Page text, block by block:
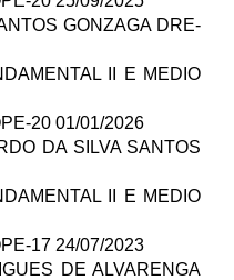
GONZAGA DRE-
II E MEDIO
20 01/01/2026
DA SILVA SANTOS
II E MEDIO
17 24/07/2023
DE ALVARENGA